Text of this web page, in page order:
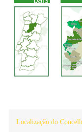
Localização do